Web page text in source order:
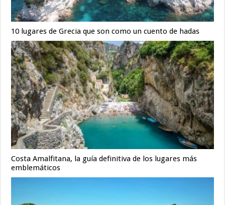
10 lugares de Grecia que son como un cuento de hadas
Costa Amalfitana, la guía definitiva de los lugares más
emblemáticos